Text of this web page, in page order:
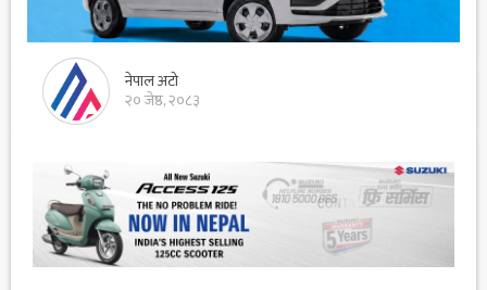
नेपाल अटो
२० जेष्ठ, २०८३